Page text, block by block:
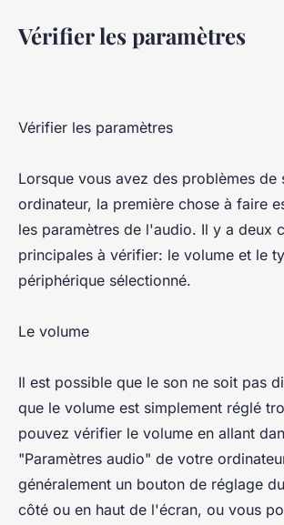
Vérifier les paramètres
Vérifier les paramètres
Lorsque vous avez des problèmes de
ordinateur, la première chose à faire
les paramètres de l'audio. Il y a deux
principales à vérifier: le volume et le
périphérique sélectionné.
Le volume
Il est possible que le son ne soit pas
que le volume est simplement réglé
pouvez vérifier le volume en allant
"Paramètres audio" de votre
généralement un bouton de réglage
côté ou en haut de l'écran, ou vous